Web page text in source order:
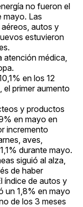
no fueron el
mayo. Las
autos y
estuvieron
atención médica,
en los 12
el primer aumento
y productos
en mayo en
incremento
aves,
durante mayo.
siguió al alza,
de haber
índice de autos y
un 1,8% en mayo
de los 3 meses